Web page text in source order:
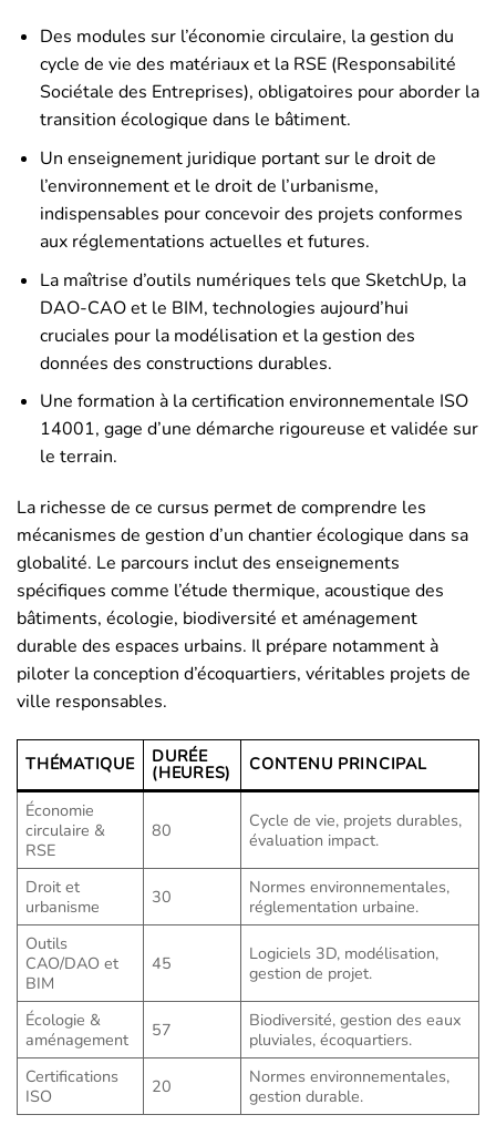
Des modules sur l’économie circulaire, la gestion du
cycle de vie des matériaux et la RSE (Responsabilité
Sociétale des Entreprises), obligatoires pour aborder la
transition écologique dans le bâtiment.
Un enseignement juridique portant sur le droit de
l’environnement et le droit de l’urbanisme,
indispensables pour concevoir des projets conformes
aux réglementations actuelles et futures.
La maîtrise d’outils numériques tels que SketchUp, la
DAO-CAO et le BIM, technologies aujourd’hui
cruciales pour la modélisation et la gestion des
données des constructions durables.
Une formation à la certification environnementale ISO
14001, gage d’une démarche rigoureuse et validée sur
le terrain.
La richesse de ce cursus permet de comprendre les
mécanismes de gestion d’un chantier écologique dans sa
globalité. Le parcours inclut des enseignements
spécifiques comme l’étude thermique, acoustique des
bâtiments, écologie, biodiversité et aménagement
durable des espaces urbains. Il prépare notamment à
piloter la conception d’écoquartiers, véritables projets de
ville responsables.
THÉMATIQUE DURÉE
(HEURES) CONTENU PRINCIPAL
Économie
circulaire &
RSE
80
Cycle de vie, projets durables,
évaluation impact.
Droit et
urbanisme
30
Normes environnementales,
réglementation urbaine.
Outils
CAO/DAO et
BIM
45
Logiciels 3D, modélisation,
gestion de projet.
Écologie &
aménagement
57
Biodiversité, gestion des eaux
pluviales, écoquartiers.
Certifications
ISO
20
Normes environnementales,
gestion durable.